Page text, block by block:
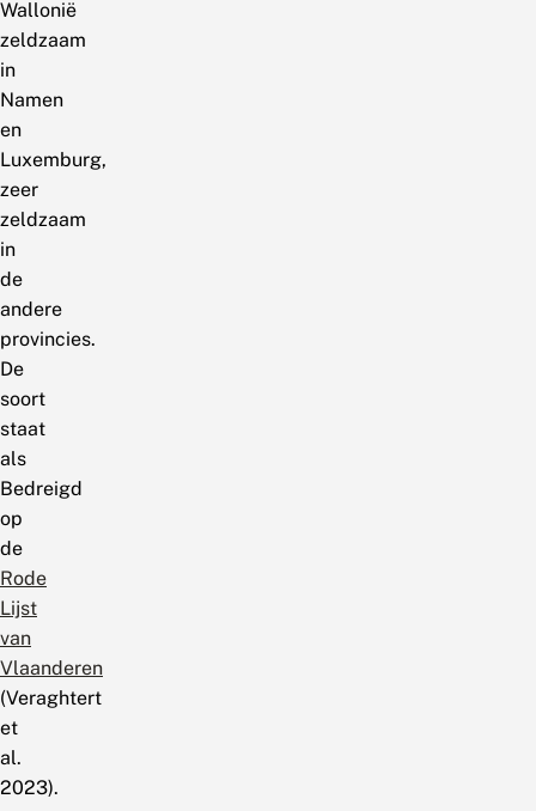
Wallonië
zeldzaam
in
Namen
en
Luxemburg,
zeer
zeldzaam
in
de
andere
provincies.
De
soort
staat
als
Bedreigd
op
de
Rode
Lijst
van
Vlaanderen
(Veraghtert
et
al.
2023).